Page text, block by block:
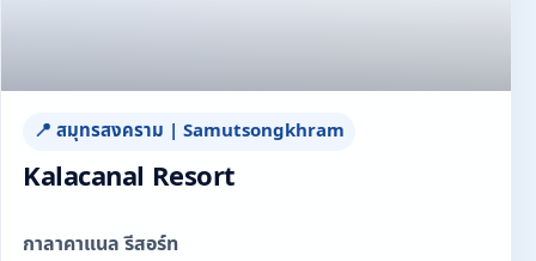
📍 สมุทรสงคราม | Samutsongkhram
Kalacanal Resort
กาลาคาแนล รีสอร์ท